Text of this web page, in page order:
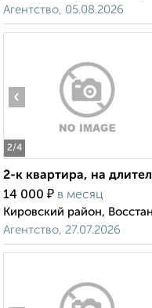
Агентство, 05.08.2026
2/4
‹
2-к квартира, на
14 000 ₽ в месяц
Кировский район,
Агентство, 27.07.2026